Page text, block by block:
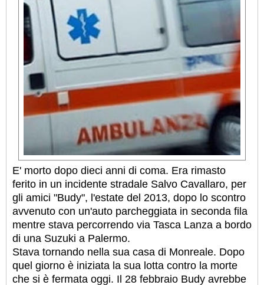
E' morto dopo dieci anni di coma. Era rimasto
ferito in un incidente stradale Salvo Cavallaro, per
gli amici "Budy", l'estate del 2013, dopo lo scontro
avvenuto con un'auto parcheggiata in seconda fila
mentre stava percorrendo via Tasca Lanza a bordo
di una Suzuki a Palermo.
Stava tornando nella sua casa di Monreale. Dopo
quel giorno è iniziata la sua lotta contro la morte
che si è fermata oggi. Il 28 febbraio Budy avrebbe